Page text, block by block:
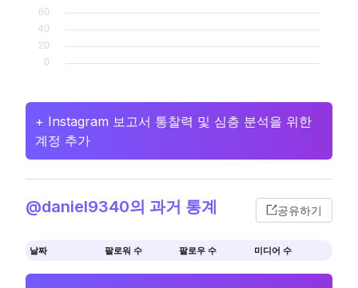
+ Instagram 보고서 통찰력 및 심층 분석을 위한
계정 추가
@daniel9340의 과거 통계 공유하기
날짜 팔로워 수 팔로우 수 미디어 수